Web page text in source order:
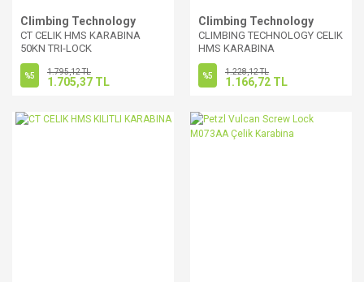
Climbing Technology
CT CELIK HMS KARABINA
50KN TRI-LOCK
%5 1.795,12 TL
1.705,37 TL
Climbing Technology
CLIMBING TECHNOLOGY CELIK
HMS KARABINA
%5 1.228,12 TL
1.166,72 TL